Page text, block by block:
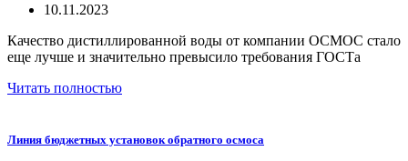
10.11.2023
Качество дистиллированной воды от компании ОСМОС стало
еще лучше и значительно превысило требования ГОСТа
Читать полностью
Линия бюджетных установок обратного осмоса